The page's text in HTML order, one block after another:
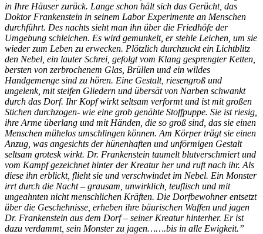
in Ihre Häuser zurück. Lange schon hält sich das Gerücht, das
Doktor Frankenstein in seinem Labor Experimente an Menschen
durchführt. Des nachts sieht man ihn über die Friedhöfe der
Umgebung schleichen. Es wird gemunkelt, er stehle Leichen, um sie
wieder zum Leben zu erwecken. Plötzlich durchzuckt ein Lichtblitz
den Nebel, ein lauter Schrei, gefolgt vom Klang gesprengter Ketten,
bersten von zerbrochenem Glas, Brüllen und ein wildes
Handgemenge sind zu hören. Eine Gestalt, riesengroß und
ungelenk, mit steifen Gliedern und übersät von Narben schwankt
durch das Dorf. Ihr Kopf wirkt seltsam verformt und ist mit großen
Stichen durchzogen- wie eine grob genähte Stoffpuppe. Sie ist riesig,
ihre Arme überlang und mit Händen, die so groß sind, das sie einen
Menschen mühelos umschlingen können. Am Körper trägt sie einen
Anzug, was angesichts der hünenhaften und unförmigen Gestalt
seltsam grotesk wirkt. Dr. Frankenstein taumelt blutverschmiert und
vom Kampf gezeichnet hinter der Kreatur her und ruft nach ihr. Als
diese ihn erblickt, flieht sie und verschwindet im Nebel. Ein Monster
irrt durch die Nacht – grausam, unwirklich, teuflisch und mit
ungeahnten nicht menschlichen Kräften. Die Dorfbewohner entsetzt
über die Geschehnisse, erheben ihre bäurischen Waffen und jagen
Dr. Frankenstein aus dem Dorf – seiner Kreatur hinterher. Er ist
dazu verdammt, sein Monster zu jagen…….bis in alle Ewigkeit.”